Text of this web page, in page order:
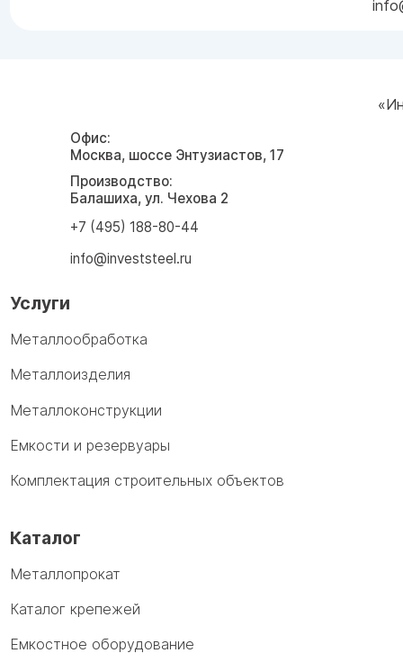
Офис:
Москва, шоссе Энтузиастов, 17
Производство:
Балашиха, ул. Чехова 2
+7 (495) 188-80-44
info@investsteel.ru
Услуги
Металлообработка
Металлоизделия
Металлоконструкции
Емкости и резервуары
Комплектация строительных объектов
Каталог
Металлопрокат
Каталог крепежей
Емкостное оборудование